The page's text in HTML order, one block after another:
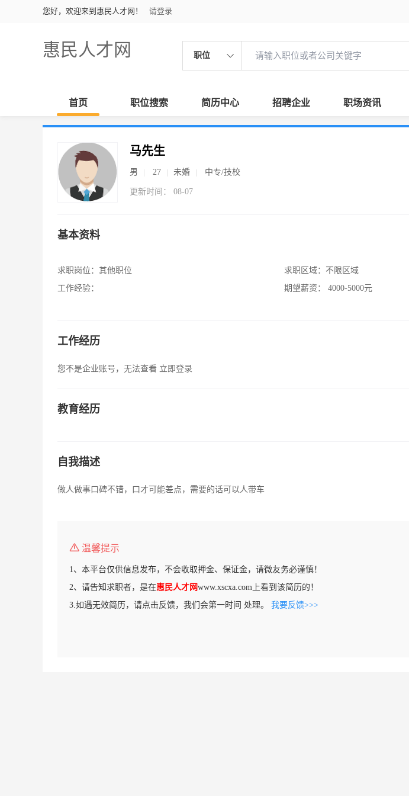
您好，欢迎来到惠民人才网！ 请登录
惠民人才网 职位
首页 职位搜索 简历中心 招聘企业 职场资讯
马先生
男 27 未婚 中专/技校
更新时间： 08-07
基本资料
求职岗位： 其他职位
工作经验：
求职区域： 不限区域
期望薪资：
4000-5000元
工作经历
您不是企业账号，无法查看 立即登录
教育经历
自我描述
做人做事口碑不错，口才可能差点，需要的话可以人带车
温馨提示
1、本平台仅供信息发布，不会收取押金、保证金，请微友务必谨慎！
2、请告知求职者，是在惠民人才网www.xscxa.com上看到该简历的！
3.如遇无效简历，请点击反馈，我们会第一时间 处理。 我要反馈>>>